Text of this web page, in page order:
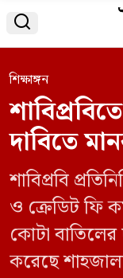

শিক্ষাঙ্গন
দাবিতে
শাবিপ্রবি
ও ক্রেডিট ফি
কোটা বাতিলের
করেছে